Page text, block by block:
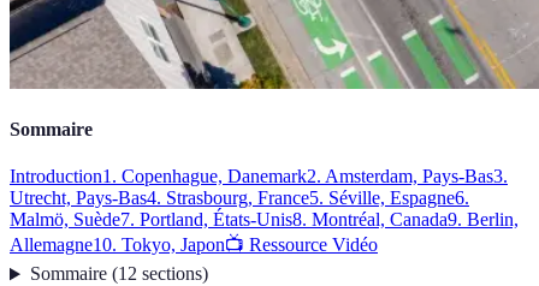
Sommaire
Introduction1. Copenhague, Danemark2. Amsterdam, Pays-Bas3.
Utrecht, Pays-Bas4. Strasbourg, France5. Séville, Espagne6.
Malmö, Suède7. Portland, États-Unis8. Montréal, Canada9. Berlin,
Allemagne10. Tokyo, Japon📺 Ressource Vidéo
Sommaire(12 sections)